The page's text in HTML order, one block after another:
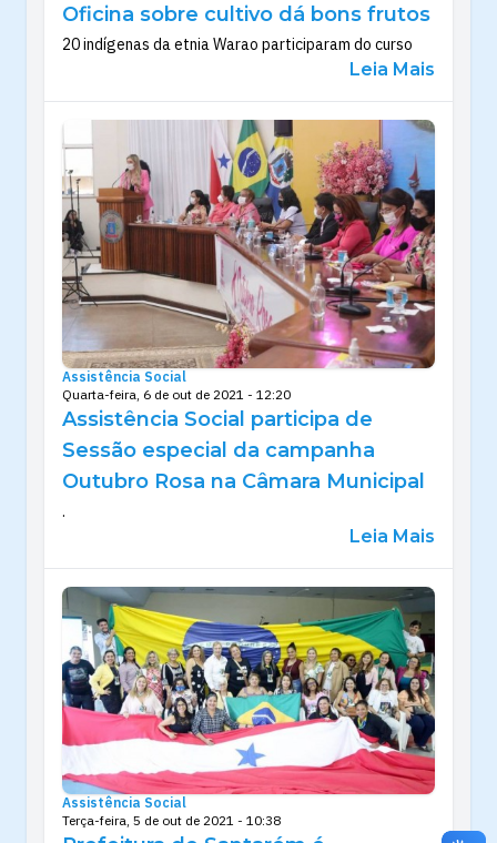
Oficina sobre cultivo dá bons frutos
20 indígenas da etnia Warao participaram do curso
Leia Mais
Assistência Social
Quarta-feira, 6 de out de 2021 - 12:20
Assistência Social participa de
Sessão especial da campanha
Outubro Rosa na Câmara Municipal
.
Leia Mais
Assistência Social
Terça-feira, 5 de out de 2021 - 10:38